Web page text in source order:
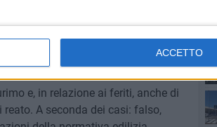
ACCETTO
municipale Alessandro Mancini;
della sorveglianza del cantiere
a rispondere dell'illecito
colpose.
e, in relazione ai feriti, anche di
A seconda dei casi: falso,